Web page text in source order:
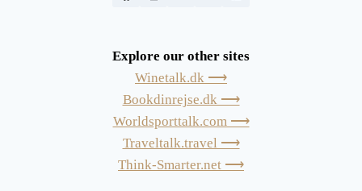
Explore our other sites
Winetalk.dk ⟶
Bookdinrejse.dk ⟶
Worldsporttalk.com ⟶
Traveltalk.travel ⟶
Think-Smarter.net ⟶